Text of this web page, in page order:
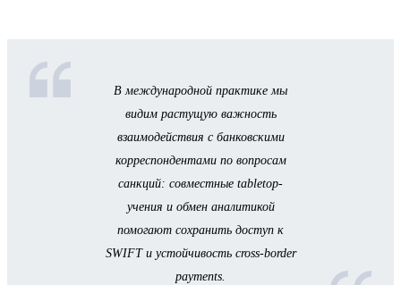
В международной практике мы
видим растущую важность
взаимодействия с банковскими
корреспондентами по вопросам
санкций: совместные tabletop-
учения и обмен аналитикой
помогают сохранить доступ к
SWIFT и устойчивость cross-border
payments.